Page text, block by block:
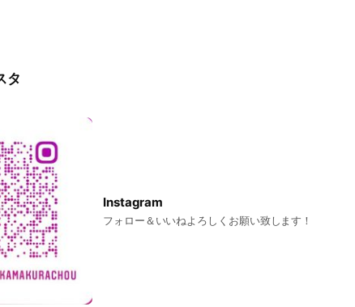
タ
Instagram
フォロー＆いいねよろしくお願い致します！